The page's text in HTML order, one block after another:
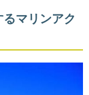
マリンアク